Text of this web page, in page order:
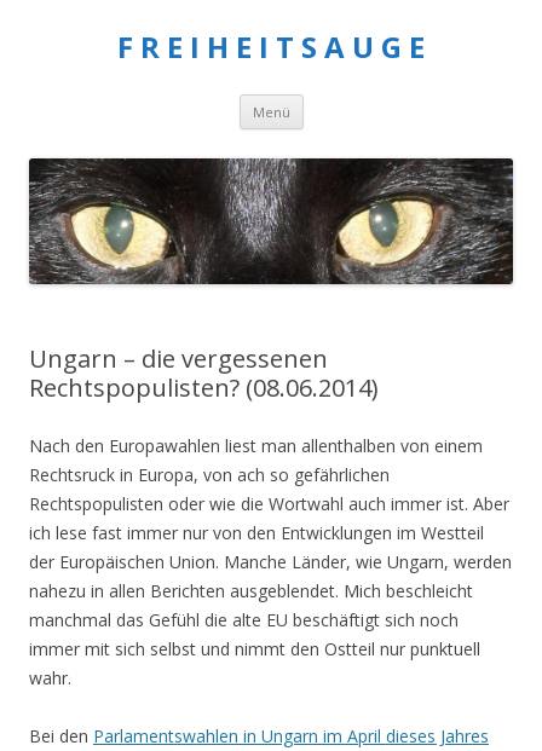
F R E I H E I T S A U G E
Menü Springe
Inhalt
Ungarn – die vergessenen
Rechtspopulisten? (08.06.2014)
Nach den Europawahlen liest man allenthalben von einem
Rechtsruck in Europa, von ach so gefährlichen
Rechtspopulisten oder wie die Wortwahl auch immer ist. Aber
ich lese fast immer nur von den Entwicklungen im Westteil
der Europäischen Union. Manche Länder, wie Ungarn, werden
nahezu in allen Berichten ausgeblendet. Mich beschleicht
manchmal das Gefühl die alte EU beschäftigt sich noch
immer mit sich selbst und nimmt den Ostteil nur punktuell
wahr.
Bei den Parlamentswahlen in Ungarn im April dieses Jahres